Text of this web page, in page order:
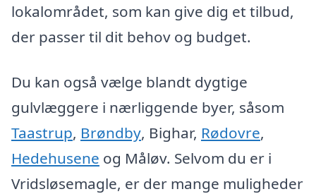
lokalområdet, som kan give dig et tilbud,
der passer til dit behov og budget.
Du kan også vælge blandt dygtige
gulvlæggere i nærliggende byer, såsom
Taastrup, Brøndby, Bighar, Rødovre,
Hedehusene og Måløv. Selvom du er i
Vridsløsemagle, er der mange muligheder